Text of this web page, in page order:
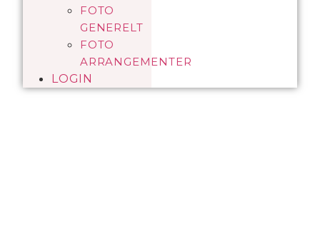
FOTO
GENERELT
FOTO
ARRANGEMENTER
LOGIN